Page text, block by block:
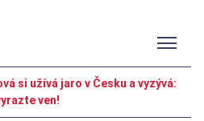
si užívá jaro v Česku a vyzývá:
ven!